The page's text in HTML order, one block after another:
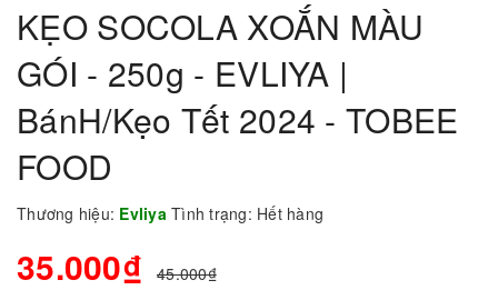
KẸO SOCOLA XOẮN MÀU
GÓI - 250g - EVLIYA |
BánH/Kẹo Tết 2024 - TOBEE
FOOD
Thương hiệu: Evliya Tình trạng: Hết hàng
35.000₫ 45.000₫